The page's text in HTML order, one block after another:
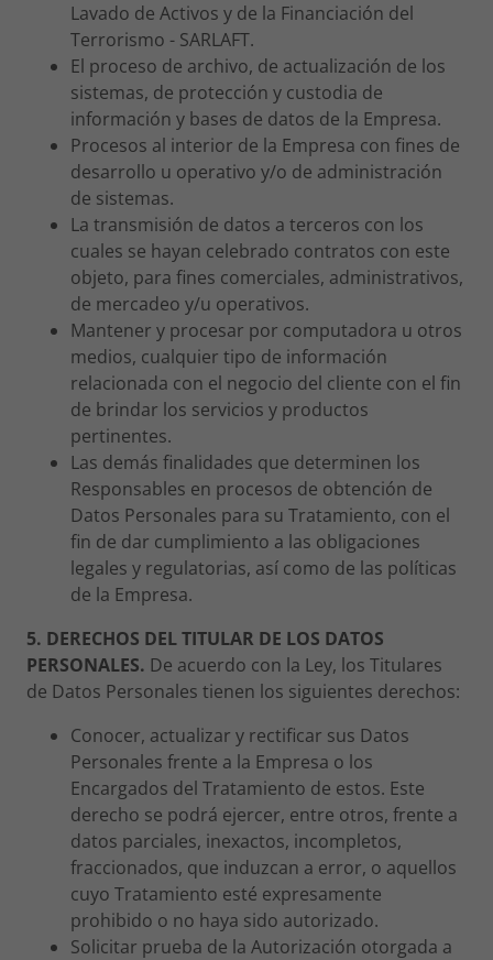
Lavado de Activos y de la Financiación del
Terrorismo - SARLAFT.
El proceso de archivo, de actualización de los
sistemas, de protección y custodia de
información y bases de datos de la Empresa.
Procesos al interior de la Empresa con fines de
desarrollo u operativo y/o de administración
de sistemas.
La transmisión de datos a terceros con los
cuales se hayan celebrado contratos con este
objeto, para fines comerciales, administrativos,
de mercadeo y/u operativos.
Mantener y procesar por computadora u otros
medios, cualquier tipo de información
relacionada con el negocio del cliente con el fin
de brindar los servicios y productos
pertinentes.
Las demás finalidades que determinen los
Responsables en procesos de obtención de
Datos Personales para su Tratamiento, con el
fin de dar cumplimiento a las obligaciones
legales y regulatorias, así como de las políticas
de la Empresa.
5. DERECHOS DEL TITULAR DE LOS DATOS
PERSONALES. De acuerdo con la Ley, los Titulares
de Datos Personales tienen los siguientes derechos:
Conocer, actualizar y rectificar sus Datos
Personales frente a la Empresa o los
Encargados del Tratamiento de estos. Este
derecho se podrá ejercer, entre otros, frente a
datos parciales, inexactos, incompletos,
fraccionados, que induzcan a error, o aquellos
cuyo Tratamiento esté expresamente
prohibido o no haya sido autorizado.
Solicitar prueba de la Autorización otorgada a